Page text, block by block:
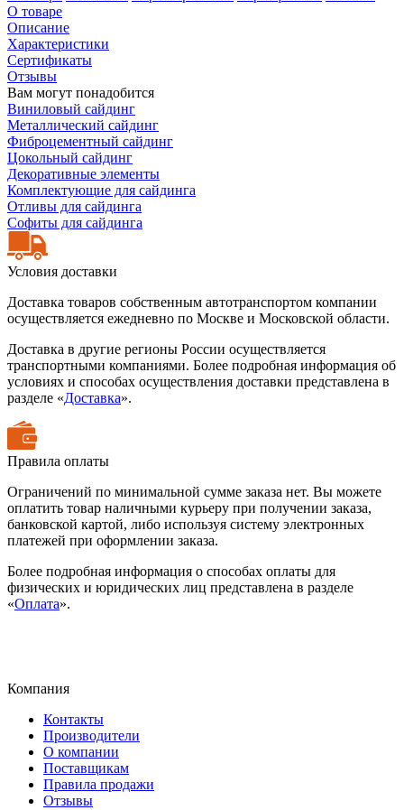
О товаре
Описание
Характеристики
Сертификаты
Отзывы
Вам могут понадобится
Виниловый сайдинг
Металлический сайдинг
Фиброцементный сайдинг
Цокольный сайдинг
Декоративные элементы
Комплектующие для сайдинга
Отливы для сайдинга
Софиты для сайдинга
Условия доставки
Доставка товаров собственным автотранспортом компании
осуществляется ежедневно по Москве и Московской области.
Доставка в другие регионы России осуществляется
транспортными компаниями. Более подробная информация об
условиях и способах осуществления доставки представлена в
разделе «Доставка».
Правила оплаты
Ограничений по минимальной сумме заказа нет. Вы можете
оплатить товар наличными курьеру при получении заказа,
банковской картой, либо используя систему электронных
платежей при оформлении заказа.
Более подробная информация о способах оплаты для
физических и юридических лиц представлена в разделе
«Оплата».
Компания
Контакты
Производители
О компании
Поставщикам
Правила продажи
Отзывы